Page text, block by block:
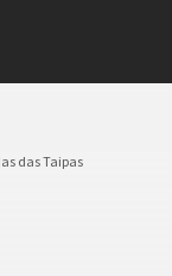
das Taipas